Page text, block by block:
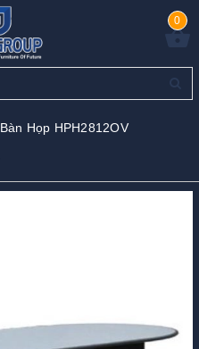
0
Bàn Họp HPH2812OV